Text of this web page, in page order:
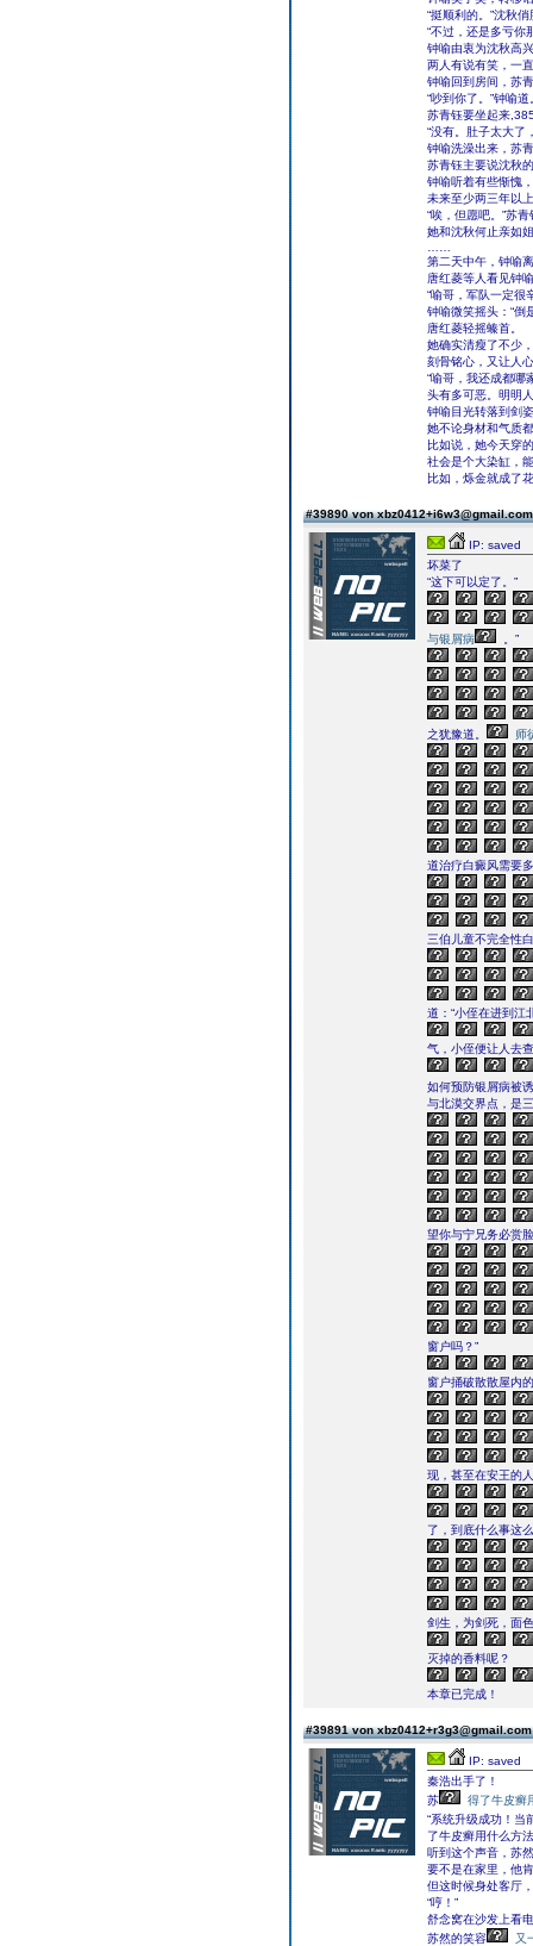
“挺顺利的。”沈秋
“不过，还是多亏你
钟喻由衷为沈秋高
两人有说有笑，一
钟喻回到房间，苏
“吵到你了。”钟喻道
苏青钰要坐起来
“没有。肚子太大了
钟喻洗澡出来，苏
苏青钰主要说沈秋
钟喻听着有些惭愧
未来至少两三年以
“唉，但愿吧。”苏
她和沈秋何止亲如
第二天中午，钟喻
唐红菱等人看见钟
“喻哥，军队一定很
钟喻微笑摇头：“倒
唐红菱轻摇螓首。
她确实清瘦了不少
刻骨铭心，又让人
“喻哥，我还成都哪
头有多可恶。明明
钟喻目光转落到剑
她不论身材和气质
比如说，她今天穿
社会是个大染缸，
比如，烁金就成了
#39890 von
IP: saved
坏菜了
“这下可以定了。”
与银屑病 。”
之犹豫道。 师
道治疗白癜风需要
三伯儿童不完全性
道：“小侄在进到江
气，小侄便让人去
如何预防银屑病被
与北漠交界点，是
望你与宁兄务必赏
窗户吗？”
窗户捅破散散屋内
现，甚至在安王的
了，到底什么事这
剑生，为剑死，面
灭掉的香料呢？
本章已完成！
#39891 von
IP: saved
秦浩出手了！
苏
得了牛皮癣
“系统升级成功！当
了牛皮癣用什么方
听到这个声音，苏
要不是在家里，他
但这时候身处客厅
“哼！”
舒念窝在沙发上看
苏然的笑容
又